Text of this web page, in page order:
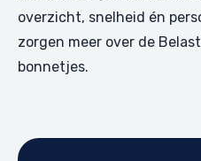
overzicht, snelheid én
zorgen meer over de
bonnetjes.